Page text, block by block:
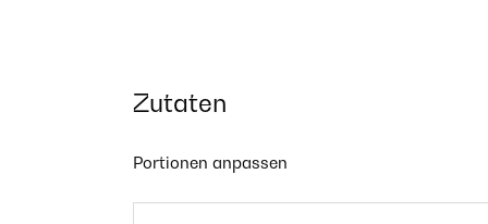
Zutaten
Portionen anpassen